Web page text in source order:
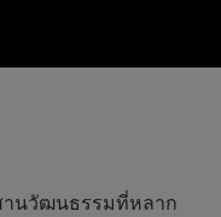
านวัฒนธรรมที่หลาก